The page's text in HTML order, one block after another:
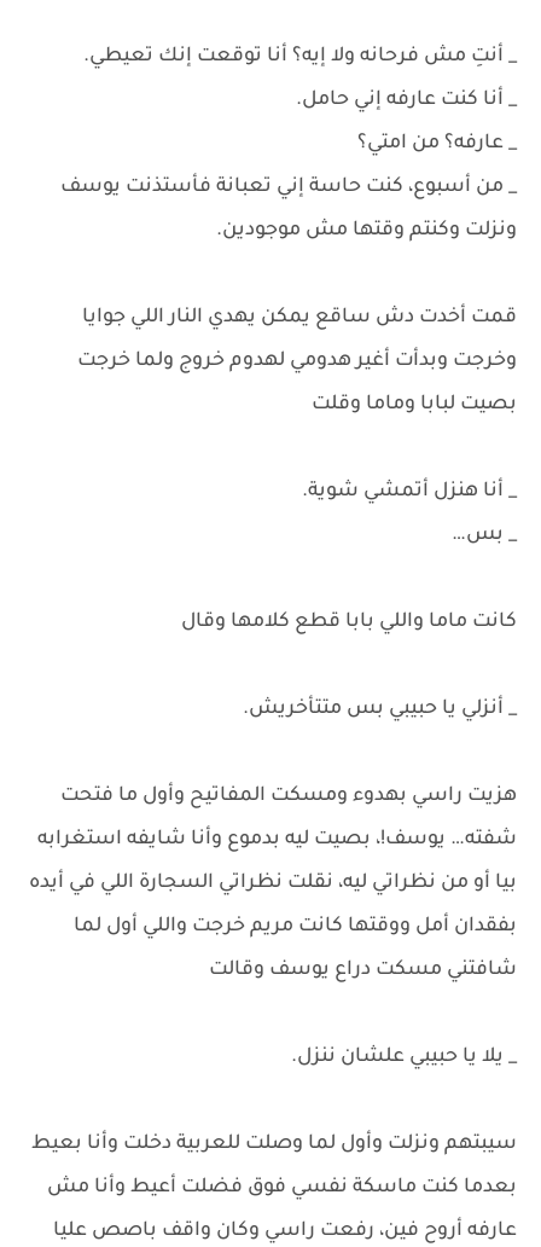
_ أنتِ مش فرحانه ولا إيه؟ أنا توقعت إنك تعيطي.
_ أنا كنت عارفه إني حامل.
_ عارفه؟ من امتي؟
_ من أسبوع، كنت حاسة إني تعبانة فأستذنت يوسف
ونزلت وكنتم وقتها مش موجودين.
قمت أخدت دش ساقع يمكن يهدي النار اللي جوايا
وخرجت وبدأت أغير هدومي لهدوم خروج ولما خرجت
بصيت لبابا وماما وقلت
_ أنا هنزل أتمشي شوية.
_ بس…
كانت ماما واللي بابا قطع كلامها وقال
_ أنزلي يا حبيبي بس متتأخريش.
هزيت راسي بهدوء ومسكت المفاتيح وأول ما فتحت
شفته… يوسف!، بصيت ليه بدموع وأنا شايفه استغرابه
بيا أو من نظراتي ليه، نقلت نظراتي السجارة اللي في أيده
بفقدان أمل ووقتها كانت مريم خرجت واللي أول لما
شافتني مسكت دراع يوسف وقالت
_ يلا يا حبيبي علشان ننزل.
سيبتهم ونزلت وأول لما وصلت للعربية دخلت وأنا بعيط
بعدما كنت ماسكة نفسي فوق فضلت أعيط وأنا مش
عارفه أروح فين، رفعت راسي وكان واقف باصص عليا